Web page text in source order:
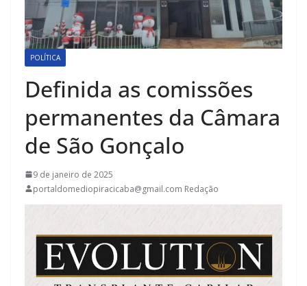
POLÍTICA
Definida as comissões
permanentes da Câmara
de São Gonçalo
9 de janeiro de 2025
portaldomediopiracicaba@gmail.com Redação